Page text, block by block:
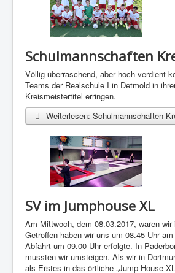
Schulmannschaften
Völlig überraschend, aber hoch verdient
Teams der Realschule I in Detmold in
Kreismeistertitel erringen.
Weiterlesen: Schulmannschaften
SV im Jumphouse XL
Am Mittwoch, dem 08.03.2017, waren wir
Getroffen haben wir uns um 08.45 Uhr
Abfahrt um 09.00 Uhr erfolgte. In
mussten wir umsteigen. Als wir in
als Erstes in das örtliche „Jump House